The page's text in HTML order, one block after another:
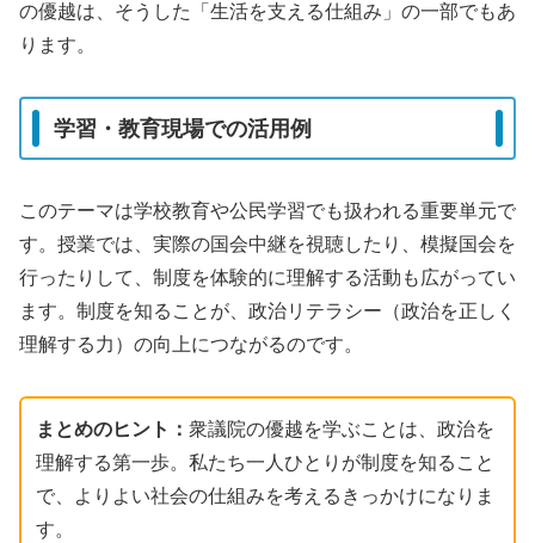
の優越は、そうした「生活を支える仕組み」の一部でもあ
ります。
学習・教育現場での活用例
このテーマは学校教育や公民学習でも扱われる重要単元で
す。授業では、実際の国会中継を視聴したり、模擬国会を
行ったりして、制度を体験的に理解する活動も広がってい
ます。制度を知ることが、政治リテラシー（政治を正しく
理解する力）の向上につながるのです。
まとめのヒント： 衆議院の優越を学ぶことは、政治を
理解する第一歩。私たち一人ひとりが制度を知ること
で、よりよい社会の仕組みを考えるきっかけになりま
す。